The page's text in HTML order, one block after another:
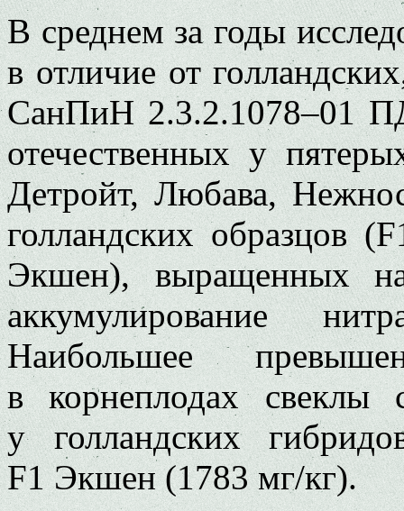
В среднем за годы
в отличие от
СанПиН 2.3.2.1078–01
отечественных у
Детройт, Любава,
голландских образцов
Экшен), выращенных
аккумулирование
Наибольшее
в корнеплодах свеклы
у голландских
F1 Экшен (1783 мг/кг).